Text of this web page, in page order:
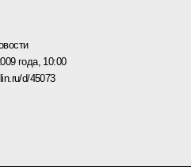
года, 10:00
d/45073